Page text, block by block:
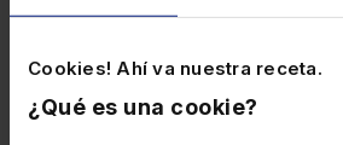
Cookies! Ahí va nuestra receta.
¿Qué es una cookie?
19 de enero de 2027
Curso IA para ahorrar